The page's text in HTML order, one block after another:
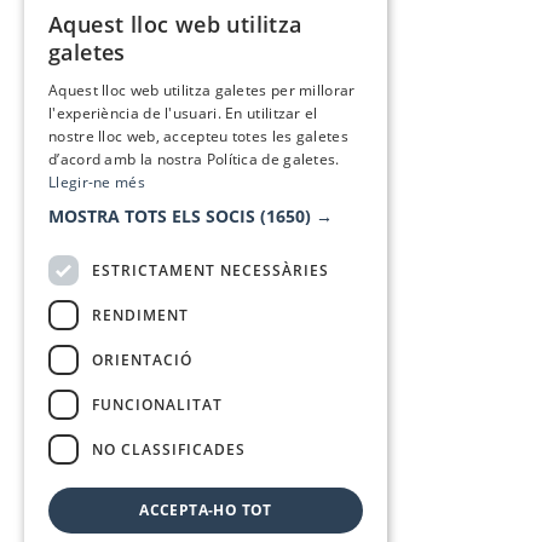
Aquest lloc web utilitza
galetes
Aquest lloc web utilitza galetes per millorar
l'experiència de l'usuari. En utilitzar el
nostre lloc web, accepteu totes les galetes
d’acord amb la nostra Política de galetes.
Llegir-ne més
MOSTRA TOTS ELS SOCIS (1650) →
ESTRICTAMENT NECESSÀRIES
RENDIMENT
ORIENTACIÓ
FUNCIONALITAT
NO CLASSIFICADES
ACCEPTA-HO TOT